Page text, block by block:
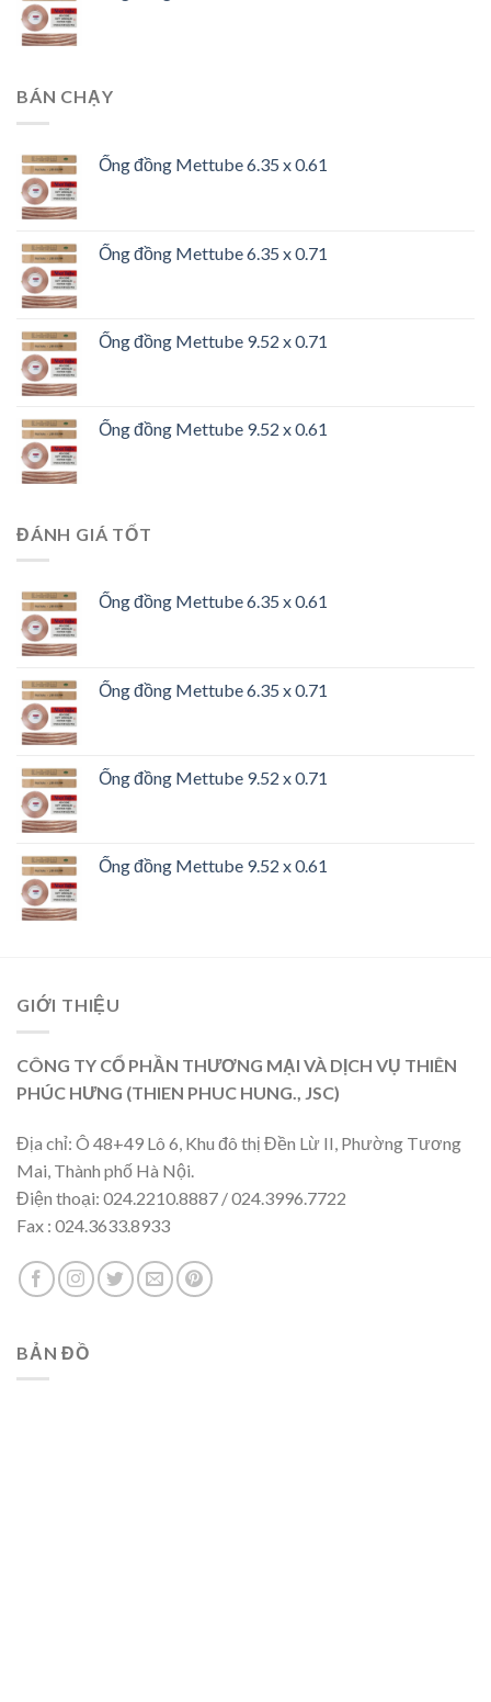
BÁN CHẠY
Ống đồng Mettube 6.35 x 0.61
Ống đồng Mettube 6.35 x 0.71
Ống đồng Mettube 9.52 x 0.71
Ống đồng Mettube 9.52 x 0.61
ĐÁNH GIÁ TỐT
Ống đồng Mettube 6.35 x 0.61
Ống đồng Mettube 6.35 x 0.71
Ống đồng Mettube 9.52 x 0.71
Ống đồng Mettube 9.52 x 0.61
GIỚI THIỆU
CÔNG TY CỔ PHẦN THƯƠNG MẠI VÀ DỊCH VỤ THIÊN
PHÚC HƯNG (THIEN PHUC HUNG., JSC)
Địa chỉ: Ô 48+49 Lô 6, Khu đô thị Đền Lừ II, Phường Tương
Mai, Thành phố Hà Nội.
Điện thoại: 024.2210.8887 / 024.3996.7722
Fax : 024.3633.8933
BẢN ĐỒ